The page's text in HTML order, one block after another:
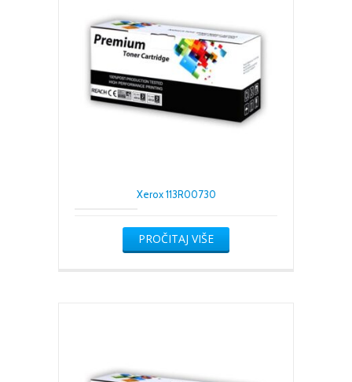
Xerox 113R00730
PROČITAJ VIŠE